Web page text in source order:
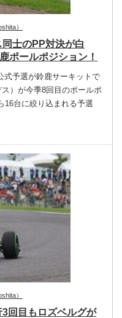
）
同士のPP対決が白
ポールポジション！
式予選が鈴鹿サーキットで
）が今季8回目のポールポ
16台に絞り込まれる予選
）
3回目もロズベルグが